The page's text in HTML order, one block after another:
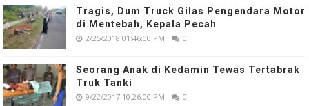
Tragis, Dum Truck Gilas Pengendara Motor
di Mentebah, Kepala Pecah
2/25/2018 01:46:00 PM 0
Seorang Anak di Kedamin Tewas Tertabrak
Truk Tanki
9/22/2017 10:26:00 PM 0